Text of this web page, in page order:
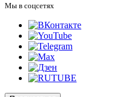
Мы в соцсетях